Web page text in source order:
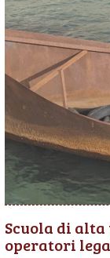
Scuola di
operatori